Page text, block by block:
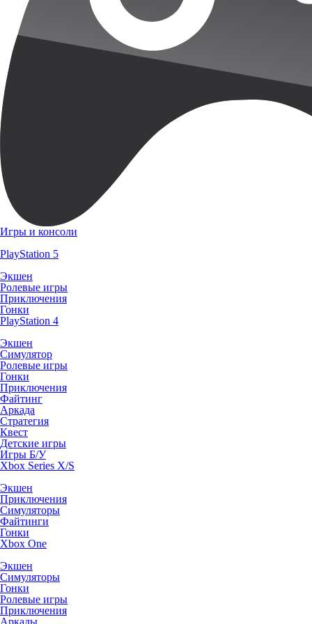
Игры и консоли
PlayStation 5
Экшен
Ролевые игры
Приключения
Гонки
PlayStation 4
Экшен
Симулятор
Ролевые игры
Гонки
Приключения
Файтинг
Аркада
Стратегия
Квест
Детские игры
Игры Б/У
Xbox Series X/S
Экшен
Приключения
Симуляторы
Файтинги
Гонки
Xbox One
Экшен
Симуляторы
Гонки
Ролевые игры
Приключения
Аркады